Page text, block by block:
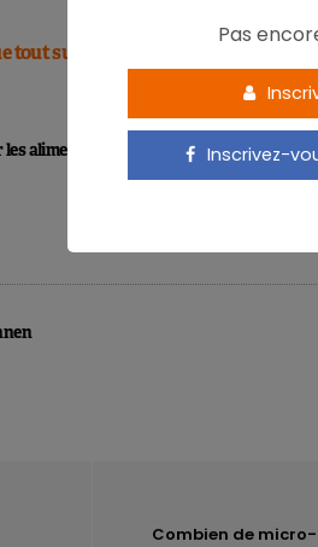
tout sur le Nutri-Score
les aliments traditionnels, 1 mai 2022.
Combien de
Pas
Inscrivez-